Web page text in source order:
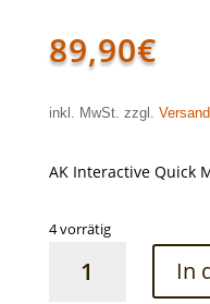
89,90€
inkl. MwSt. zzgl.
AK Interactive Quick
4 vorrätig
Interactive
In